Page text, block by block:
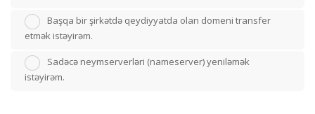
Başqa bir şirkətdə qeydiyyatda olan domeni transfer
etmək istəyirəm.
Sadəcə neymserverləri (nameserver) yeniləmək
istəyirəm.